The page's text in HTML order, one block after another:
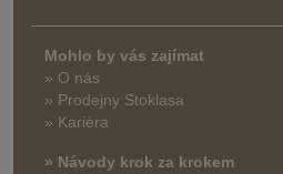
Mohlo by vás zajímat
» O nás
» Prodejny Stoklasa
» Kariéra
» Návody krok za krokem